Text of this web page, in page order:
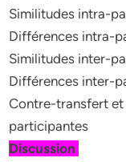
Similitudes intra-
Différences intra-
Similitudes inter-
Différences inter-
Contre-transfert et
participantes
Discussion